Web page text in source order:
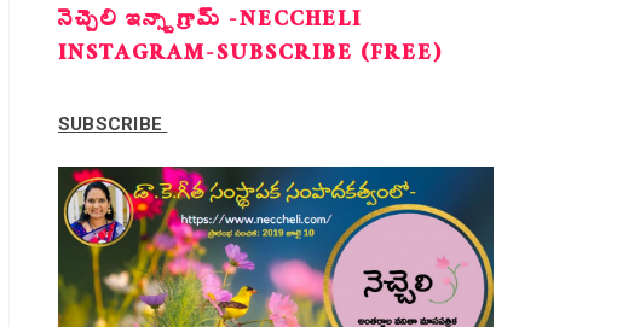
నెచ్చెలి ఇన్స్టాగ్రామ్ -NECCHELI
INSTAGRAM-SUBSCRIBE (FREE)
SUBSCRIBE